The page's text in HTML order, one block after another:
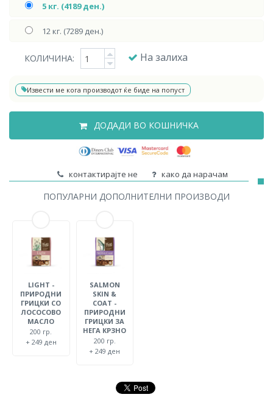
5 кг. (4189 ден.)
12 кг. (7289 ден.)
КОЛИЧИНА: На залиха
Извести ме кога производот ќе биде на попуст
ДОДАДИ ВО КОШНИЧКА
контактирајте не како да нарачам
ПОПУЛАРНИ ДОПОЛНИТЕЛНИ ПРОИЗВОДИ
LIGHT -
ПРИРОДНИ
ГРИЦКИ СО
ЛОСОСОВО
МАСЛО
200 гр.
+ 249 ден
SALMON
SKIN &
COAT -
ПРИРОДНИ
ГРИЦКИ ЗА
НЕГА КРЗНО
200 гр.
+ 249 ден